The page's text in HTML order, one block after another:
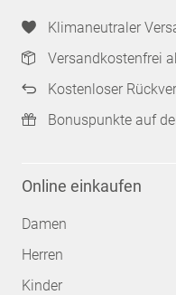
Klimaneutraler
Versandkostenfrei
Kostenloser
Bonuspunkte auf
Online einkaufen
Damen
Herren
Kinder